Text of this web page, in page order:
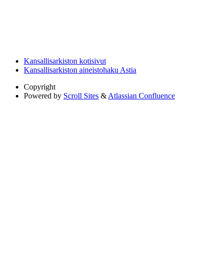
Kansallisarkiston kotisivut
Kansallisarkiston aineistohaku Astia
Copyright
Powered by Scroll Sites & Atlassian Confluence